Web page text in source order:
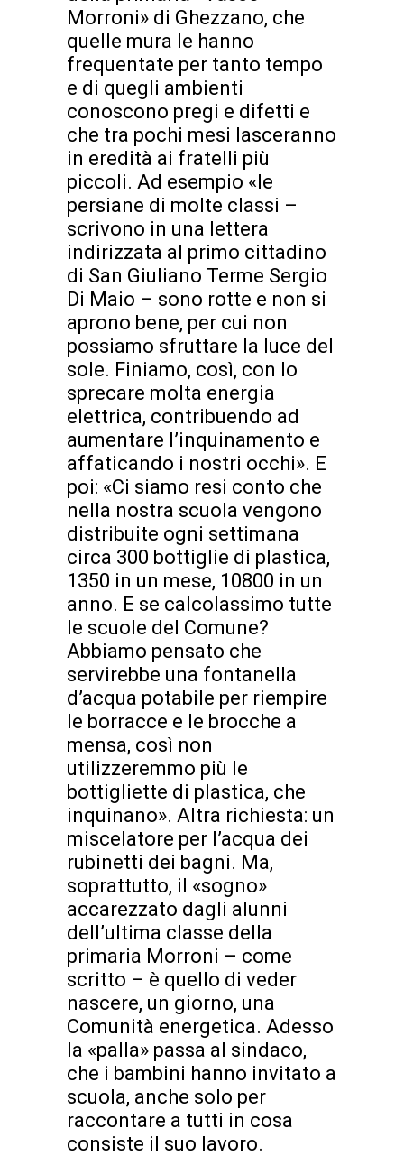
Morroni» di Ghezzano, che
quelle mura le hanno
frequentate per tanto tempo
e di quegli ambienti
conoscono pregi e difetti e
che tra pochi mesi lasceranno
in eredità ai fratelli più
piccoli. Ad esempio «le
persiane di molte classi –
scrivono in una lettera
indirizzata al primo cittadino
di San Giuliano Terme Sergio
Di Maio – sono rotte e non si
aprono bene, per cui non
possiamo sfruttare la luce del
sole. Finiamo, così, con lo
sprecare molta energia
elettrica, contribuendo ad
aumentare l’inquinamento e
affaticando i nostri occhi». E
poi: «Ci siamo resi conto che
nella nostra scuola vengono
distribuite ogni settimana
circa 300 bottiglie di plastica,
1350 in un mese, 10800 in un
anno. E se calcolassimo tutte
le scuole del Comune?
Abbiamo pensato che
servirebbe una fontanella
d’acqua potabile per riempire
le borracce e le brocche a
mensa, così non
utilizzeremmo più le
bottigliette di plastica, che
inquinano». Altra richiesta: un
miscelatore per l’acqua dei
rubinetti dei bagni. Ma,
soprattutto, il «sogno»
accarezzato dagli alunni
dell’ultima classe della
primaria Morroni – come
scritto – è quello di veder
nascere, un giorno, una
Comunità energetica. Adesso
la «palla» passa al sindaco,
che i bambini hanno invitato a
scuola, anche solo per
raccontare a tutti in cosa
consiste il suo lavoro.